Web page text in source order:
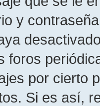
y
foros
por cierto
Si es así,